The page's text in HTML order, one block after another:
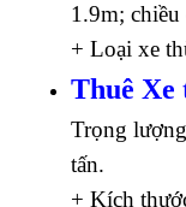
1.9m; chiều
+ Loại xe
Thuê Xe
Trọng
tấn.
+ Kích